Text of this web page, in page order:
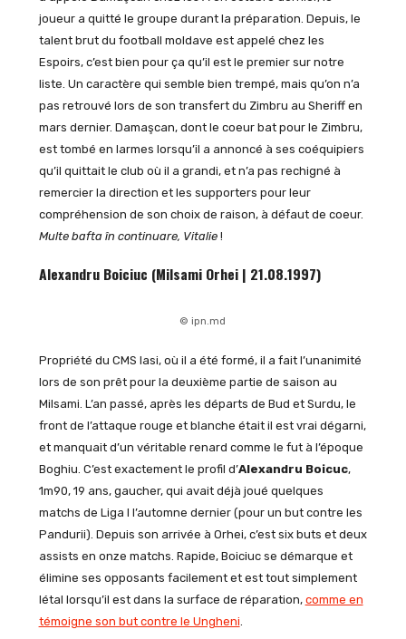
joueur a quitté le groupe durant la préparation. Depuis, le
talent brut du football moldave est appelé chez les
Espoirs, c’est bien pour ça qu’il est le premier sur notre
liste. Un caractère qui semble bien trempé, mais qu’on n’a
pas retrouvé lors de son transfert du Zimbru au Sheriff en
mars dernier. Damaşcan, dont le coeur bat pour le Zimbru,
est tombé en larmes lorsqu’il a annoncé à ses coéquipiers
qu’il quittait le club où il a grandi, et n’a pas rechigné à
remercier la direction et les supporters pour leur
compréhension de son choix de raison, à défaut de coeur.
Multe bafta în continuare, Vitalie!
Alexandru Boiciuc (Milsami Orhei | 21.08.1997)
© ipn.md
Propriété du CMS Iasi, où il a été formé, il a fait l’unanimité
lors de son prêt pour la deuxième partie de saison au
Milsami. L’an passé, après les départs de Bud et Surdu, le
front de l’attaque rouge et blanche était il est vrai dégarni,
et manquait d’un véritable renard comme le fut à l’époque
Boghiu. C’est exactement le profil d’Alexandru Boicuc,
1m90, 19 ans, gaucher, qui avait déjà joué quelques
matchs de Liga I l’automne dernier (pour un but contre les
Pandurii). Depuis son arrivée à Orhei, c’est six buts et deux
assists en onze matchs. Rapide, Boiciuc se démarque et
élimine ses opposants facilement et est tout simplement
létal lorsqu’il est dans la surface de réparation, comme en
témoigne son but contre le Ungheni